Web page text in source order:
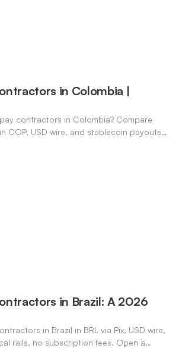
in Colombia |
contractors in Colombia? Compare
COP, USD wire, and stablecoin payouts.
in Brazil: A 2026
in Brazil in BRL via Pix, USD wire,
rails, no subscription fees. Open a